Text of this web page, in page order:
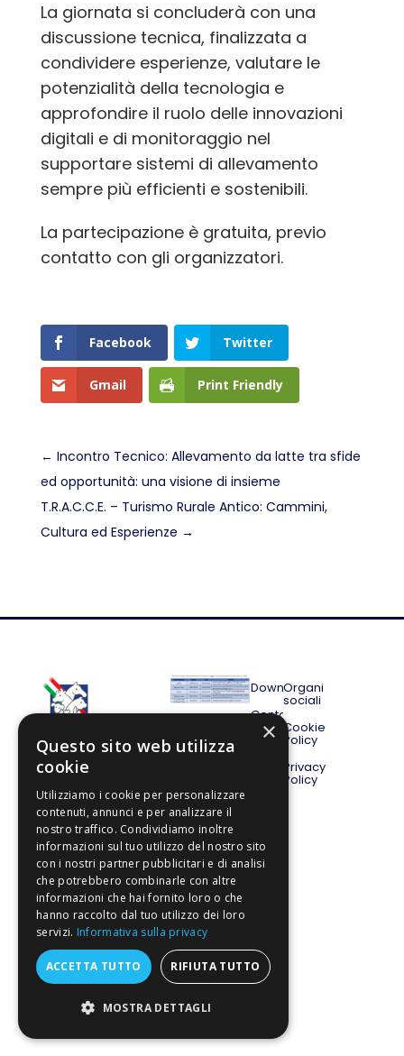
La giornata si concluderà con una
discussione tecnica, finalizzata a
condividere esperienze, valutare le
potenzialità della tecnologia e
approfondire il ruolo delle innovazioni
digitali e di monitoraggio nel
supportare sistemi di allevamento
sempre più efficienti e sostenibili.
La partecipazione è gratuita, previo
contatto con gli organizzatori.
Facebook Twitter
Gmail Print Friendly
← Incontro Tecnico: Allevamento da latte tra sfide
ed opportunità: una visione di insieme
T.R.A.C.C.E. – Turismo Rurale Antico: Cammini,
Cultura ed Esperienze →
©AIAAssociazione
Italiana Allevatori
Ente morale con
Decreto del
Presidente della
Repubblica n. 1051 del
27 ottobre 1950
Via Nazionale n. 89/A,
00184 Roma
P.Iva 00944701002 | CF
00938940582
Download
Contatti
Associate
Progetto
Organi
sociali
Cookie
Policy
Privacy
Policy
×
Questo sito web utilizza
cookie
Utilizziamo i cookie per personalizzare
contenuti, annunci e per analizzare il
nostro traffico. Condividiamo inoltre
informazioni sul tuo utilizzo del nostro sito
con i nostri partner pubblicitari e di analisi
che potrebbero combinarle con altre
informazioni che hai fornito loro o che
hanno raccolto dal tuo utilizzo dei loro
servizi. Informativa sulla privacy
ACCETTA TUTTO RIFIUTA TUTTO
MOSTRA DETTAGLI